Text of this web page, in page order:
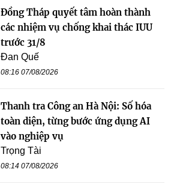
Đồng Tháp quyết tâm hoàn thành
các nhiệm vụ chống khai thác IUU
trước 31/8
Đan Quế
08:16 07/08/2026
Thanh tra Công an Hà Nội: Số hóa
toàn diện, từng bước ứng dụng AI
vào nghiệp vụ
Trọng Tài
08:14 07/08/2026